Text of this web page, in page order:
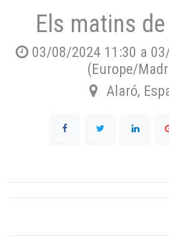
Els matins
03/08/2024 11:30 a
(Europe/
Alaró,